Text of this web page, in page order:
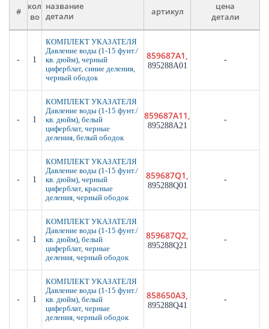
#
кол
во
название
детали
артикул
цена
детали
- 1
КОМПЛЕКТ УКАЗАТЕЛЯ
Давление воды (1-15 фунт./
кв. дюйм), черный
циферблат, синие деления,
черный ободок
859687A1,
895288A01
-
- 1
КОМПЛЕКТ УКАЗАТЕЛЯ
Давление воды (1-15 фунт./
кв. дюйм), белый
циферблат, черные
деления, белый ободок
859687A11,
895288A21
-
- 1
КОМПЛЕКТ УКАЗАТЕЛЯ
Давление воды (1-15 фунт./
кв. дюйм), черный
циферблат, красные
деления, черный ободок
859687Q1,
895288Q01
-
- 1
КОМПЛЕКТ УКАЗАТЕЛЯ
Давление воды (1-15 фунт./
кв. дюйм), белый
циферблат, черные
деления, черный ободок
859687Q2,
895288Q21
-
- 1
КОМПЛЕКТ УКАЗАТЕЛЯ
Давление воды (1-15 фунт./
кв. дюйм), белый
циферблат, черные
деления, черный ободок
858650A3,
895288Q41
-